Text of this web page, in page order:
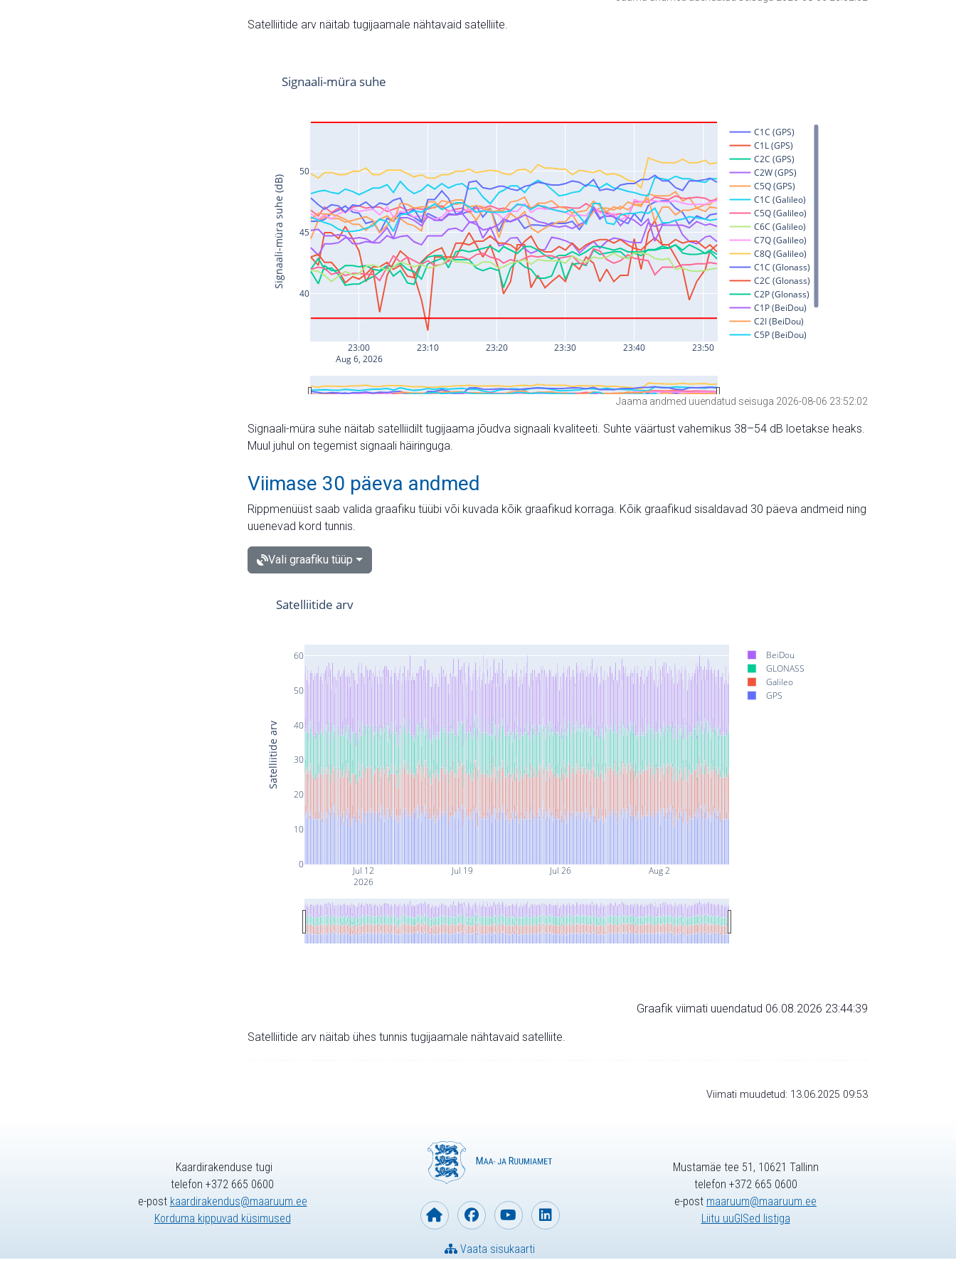
Satelliitide arv näitab tugijaamale nähtavaid satelliite.
Jaama andmed uuendatud seisuga 2026-08-06 23:52:02
Signaali-müra suhe näitab satelliidilt tugijaama jõudva signaali kvaliteeti. Suhte väärtust vahemikus 38–54 dB loetakse heaks.
Muul juhul on tegemist signaali häiringuga.
Viimase 30 päeva andmed
Rippmenüüst saab valida graafiku tüübi või kuvada kõik graafikud korraga. Kõik graafikud sisaldavad 30 päeva andmeid ning
uuenevad kord tunnis.
Vali graafiku tüüp
Jul 12
2026
Jul 19 Jul 26 Aug 2
0
10
20
30
40
50
60
BeiDou
GLONASS
Galileo
GPS
Satelliitide arv
Satelliitide arv
Graafik viimati uuendatud 06.08.2026 23:44:39
Satelliitide arv näitab ühes tunnis tugijaamale nähtavaid satelliite.
Viimati muudetud: 13.06.2025 09:53
Kaardirakenduse tugi
telefon +372 665 0600
e-post kaardirakendus@maaruum.ee
Korduma kippuvad küsimused
Vaata sisukaarti
Mustamäe tee 51, 10621 Tallinn
telefon +372 665 0600
e-post maaruum@maaruum.ee
Liitu uuGISed listiga